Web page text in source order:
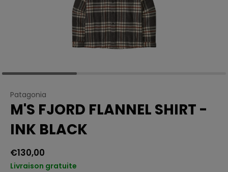
Patagonia
M'S FJORD FLANNEL SHIRT -
INK BLACK
€130,00
Livraison gratuite